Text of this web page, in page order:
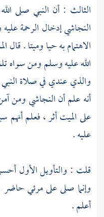
الثالث : أن النبي صلى
النجاشيإدخال الرحمة
الاهتمام به حيا وميتا .
الله عليه وسلم ومن سواه
والذي عندي في صلاة
أنه علم أنالنجاشيومن
على الميت أثر ، فعلم أنهم
عليه .
قلت : والتأويل الأول
وإنما صلى على مرئي حاضر
أعلم .